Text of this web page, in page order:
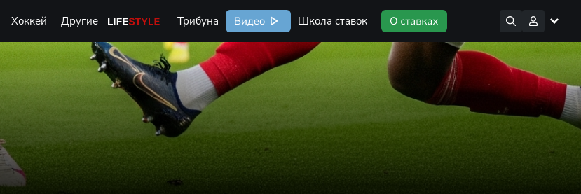
Хоккей Другие Life Style Трибуна Видео Школа ставок